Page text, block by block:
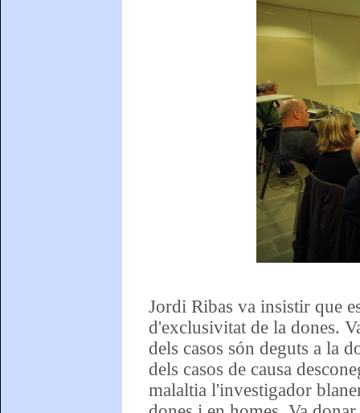
Jordi Ribas va insistir que
d'exclusivitat de la dones.
dels casos són deguts a la
dels casos de causa
malaltia l'investigador